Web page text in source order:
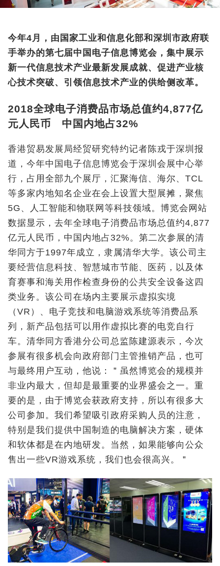
今年4月，由国家工业和信息化部和深圳市政府联
手举办的第七届中国电子信息博览会，集中展示
新一代信息技术产业最新发展成就、促进产业核
心技术突破、引领信息技术产业的供给侧改革。
2018全球电子消费品市场总值约4,877亿
元人民币 中国内地占32%
香港贸易发展局经贸研究特约记者陈戎于深圳报
道，今年中国电子信息博览会于深圳会展中心举
行，占用全部九个展厅，汇聚海信、海尔、TCL
等多家内地知名企业在会上设置大型展摊，聚焦
5G、人工智能和物联网等科技领域。博览会网站
数据显示，去年全球电子消费品市场总值约4,877
亿元人民币，中国内地占32%。第二次参展的清
华同方于1997年成立，隶属清华大学。该公司主
要经营信息科技、智慧城市节能、医药，以及体
育赛事和海关用作检查身份的公共安全设备这四
类业务。该公司在场内主要展示虚拟实境
（VR）、电子竞技和电脑游戏系统等消费品系
列，新产品包括可以用作虚拟比赛的电竞自行
车。清华同方香港分公司总监陈建源表示，今次
参展有很多机会向政府部门主管推销产品，也可
与最终用户互动，他说：＂虽然博览会的规模并
非业内最大，但却是最重要的业界盛会之一。重
要的是，由于博览会获政府支持，所以有很多大
公司参加。我们希望吸引政府采购人员的注意，
特别是我们提供中国制造的电脑解决方案，硬体
和软体都是在内地研发。当然，如果能够向公众
售出一些VR游戏系统，我们也会很高兴。＂